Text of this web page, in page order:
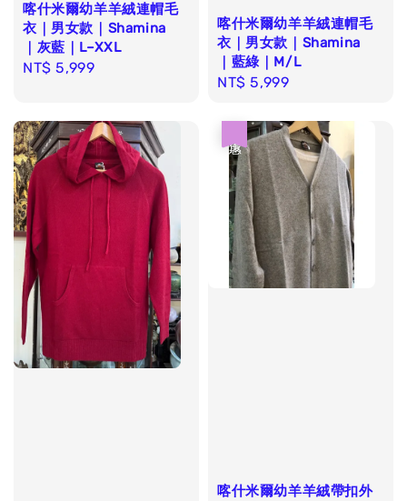
喀什米爾幼羊羊絨連帽毛
衣｜男女款｜Shamina
｜灰藍｜L–XXL
Regular
NT$ 5,999
喀什米爾幼羊羊絨連帽毛
衣｜男女款｜Shamina
｜藍綠｜M/L
Regular
NT$ 5,999
喀什米爾幼羊羊絨帶扣外